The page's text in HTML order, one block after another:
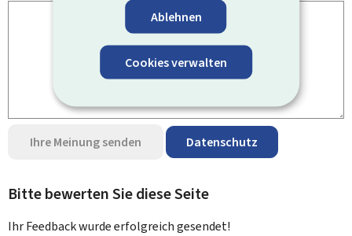
Ablehnen
Cookies verwalten
Ihre Meinung senden Datenschutz
Bitte bewerten Sie diese Seite
Ihr Feedback wurdeerfolgreichgesendet!